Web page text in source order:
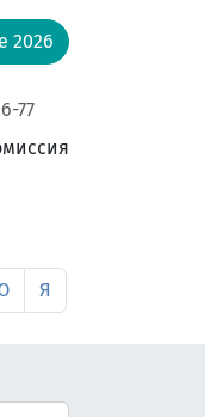
2026
77
Я